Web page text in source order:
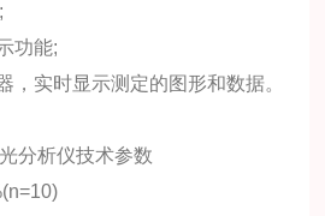
功能;
，实时显示测定的图形和数据。
分析仪技术参数